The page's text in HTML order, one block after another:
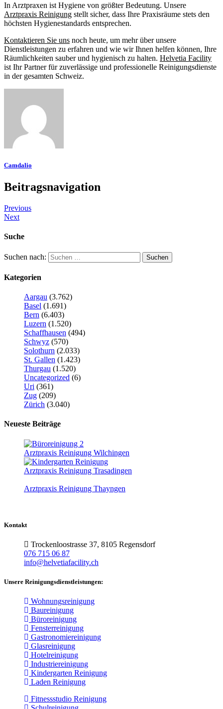
In Arztpraxen ist Hygiene von größter Bedeutung. Unsere
Arztpraxis Reinigung stellt sicher, dass Ihre Praxisräume stets den
höchsten Hygienestandards entsprechen.
Kontaktieren Sie uns noch heute, um mehr über unsere
Dienstleistungen zu erfahren und wie wir Ihnen helfen können, Ihre
Räumlichkeiten sauber und hygienisch zu halten. Helvetia Facility
ist Ihr Partner für zuverlässige und professionelle Reinigungsdienste
in der gesamten Schweiz.
Camdalio
Beitragsnavigation
Previous
Next
Suche
Suchen nach:
Kategorien
Aargau (3.762)
Basel (1.691)
Bern (6.403)
Luzern (1.520)
Schaffhausen (494)
Schwyz (570)
Solothurn (2.033)
St. Gallen (1.423)
Thurgau (1.520)
Uncategorized (6)
Uri (361)
Zug (209)
Zürich (3.040)
Neueste Beiträge
Arztpraxis Reinigung Wilchingen
Arztpraxis Reinigung Trasadingen
Arztpraxis Reinigung Thayngen
Kontakt
Trockenloostrasse 37, 8105 Regensdorf
076 715 06 87
info@helvetiafacility.ch
Unsere Reinigungsdienstleistungen:
Wohnungsreinigung
Baureinigung
Büroreinigung
Fensterreinigung
Gastronomiereinigung
Glasreinigung
Hotelreinigung
Industriereinigung
Kindergarten Reinigung
Laden Reinigung
Fitnessstudio Reinigung